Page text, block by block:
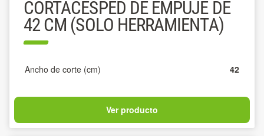
CORTACÉSPED DE EMPUJE DE
42 CM (SOLO HERRAMIENTA)
Ancho de corte (cm) 42
Ver producto